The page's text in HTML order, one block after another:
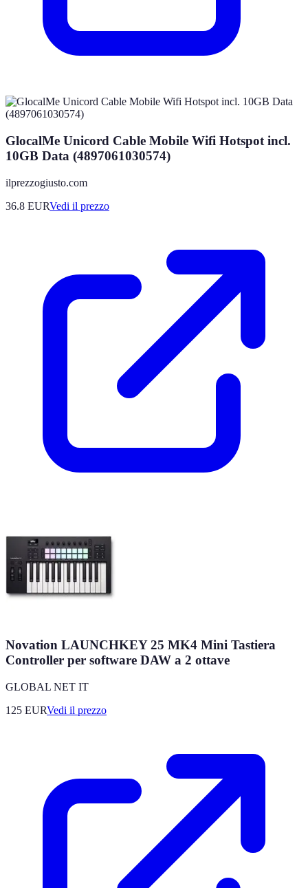
GlocalMe Unicord Cable Mobile Wifi Hotspot incl.
10GB Data (4897061030574)
ilprezzogiusto.com
36.8 EURVedi il prezzo
Novation LAUNCHKEY 25 MK4 Mini Tastiera
Controller per software DAW a 2 ottave
GLOBAL NET IT
125 EURVedi il prezzo